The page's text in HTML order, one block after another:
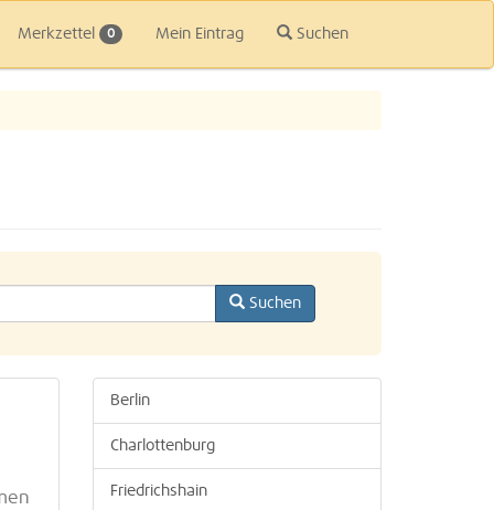
Merkzettel 0 Mein Eintrag Suchen
Suchen
Berlin
Charlottenburg
Friedrichshain